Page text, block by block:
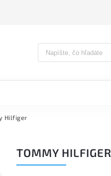
Hilfiger
TOMMY HILFIGER